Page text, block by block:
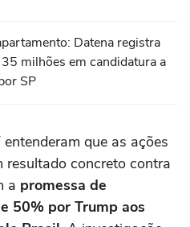
Datena registra
milhões em candidatura a
SP
que as ações
resultado concreto contra
a promessa de
50% por Trump aos